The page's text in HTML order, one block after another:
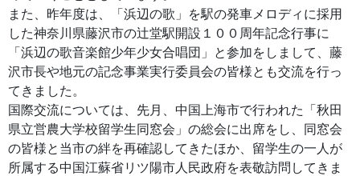
また、昨年度は、「浜辺の歌」を駅の発車メロディに採用
した神奈川県藤沢市の辻堂駅開設１００周年記念行事に
「浜辺の歌音楽館少年少女合唱団」と参加をしまして、藤
沢市長や地元の記念事業実行委員会の皆様とも交流を行っ
てきました。
国際交流については、先月、中国上海市で行われた「秋田
県立営農大学校留学生同窓会」の総会に出席をし、同窓会
の皆様と当市の絆を再確認してきたほか、留学生の一人が
所属する中国江蘇省リツ陽市人民政府を表敬訪問してきま